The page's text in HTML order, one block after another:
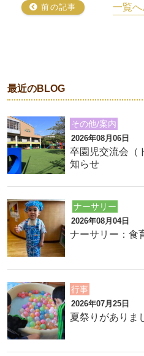
前の記事 一覧へ
最近のBLOG
その他/案内
2026年08月06日
卒園児交流会（
知らせ
ナーサリー
2026年08月04日
ナーサリー：食
行事
2026年07月25日
夏祭りがありま